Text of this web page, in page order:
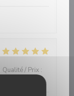
Qualité / Prix :